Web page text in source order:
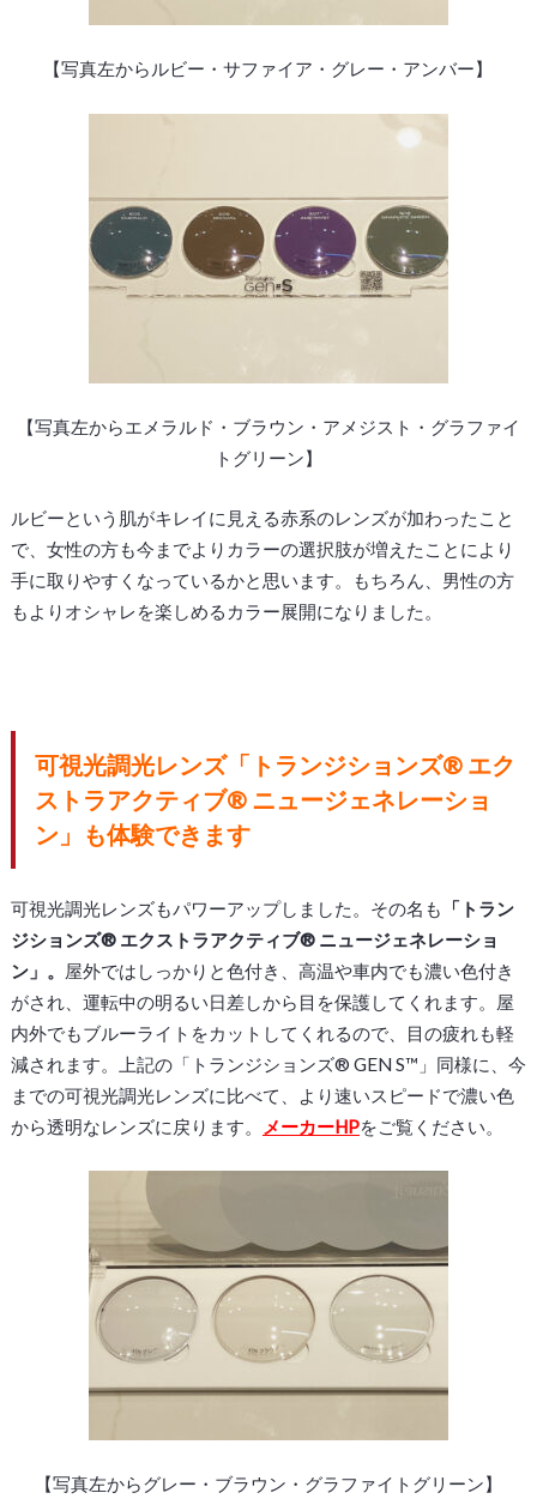
【写真左からルビー・サファイア・グレー・アンバー】
【写真左からエメラルド・ブラウン・アメジスト・グラファイ
トグリーン】
ルビーという肌がキレイに見える赤系のレンズが加わったこと
で、女性の方も今までよりカラーの選択肢が増えたことにより
手に取りやすくなっているかと思います。もちろん、男性の方
もよりオシャレを楽しめるカラー展開になりました。
可視光調光レンズ「 トランジションズ® ‎エク
ストラアクティブ® ‎ニュージェネレーショ
ン」も体験できます
可視光調光レンズもパワーアップしました。その名も 「トラン
ジションズ® ‎エクストラアクティブ® ‎ニュージェネレーショ
ン」。
屋外では しっかりと色付き、 高温や車内でも濃い色付き
がされ、 運転中の明るい日差しから 目を保護してくれます。屋
内外でもブルーライトをカットしてくれるので、目の疲れも軽
減されます。上記の「トランジションズ® GEN S™」同様に、今
までの可視光調光レンズに比べて、より速いスピードで濃い色
から透明なレンズに 戻ります。 メーカーHPをご覧ください。
【写真左からグレー・ブラウン・グラファイトグリーン】